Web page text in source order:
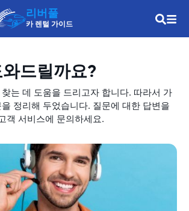
리버풀
카 렌털 가이드
드릴까요?
는 데 도움을 드리고자 합니다. 따라서 가
정리해 두었습니다. 질문에 대한 답변을
객 서비스에 문의하세요.